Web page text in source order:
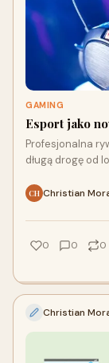
GAMING
Esport jako
Profesjonalna
długą drogę od
internetowych
CH Christian
0 0 0
Christian